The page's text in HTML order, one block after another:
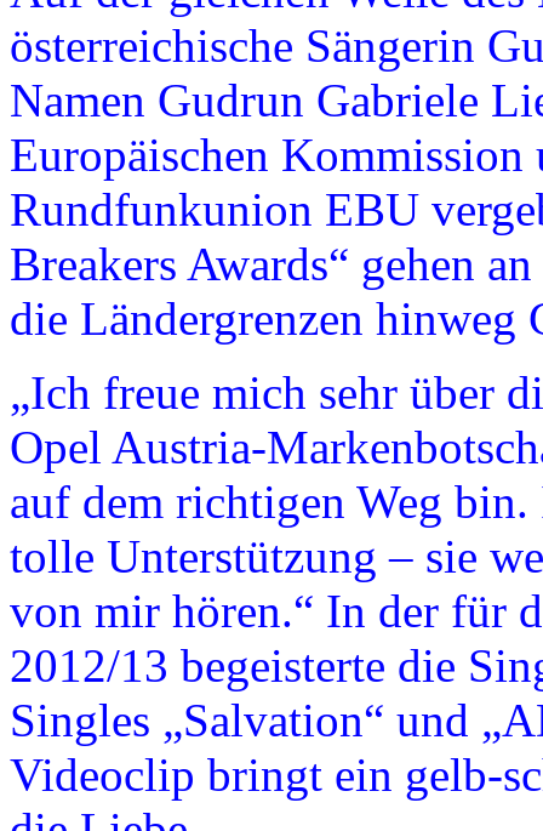
österreichische Sängerin
Namen Gudrun Gabriele
Europäischen Kommission
Rundfunkunion EBU
Breakers Awards“ gehen
die Ländergrenzen hinweg
„Ich freue mich sehr über
Opel Austria-
auf dem richtigen Weg
tolle Unterstützung – sie
von mir hören.“ In der für
2012/13 begeisterte die
Singles „Salvation“ und
Videoclip bringt ein gelb-